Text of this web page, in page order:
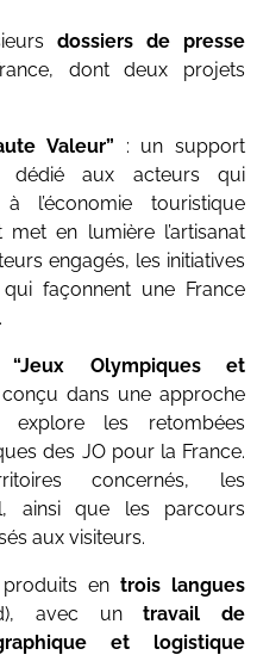
dossiers de presse
dont deux projets
Valeur” : un support
dédié aux acteurs qui
l’économie touristique
en lumière l’artisanat
engagés, les initiatives
façonnent une France
Olympiques et
dans une approche
explore les retombées
des JO pour la France.
concernés, les
ainsi que les parcours
aux visiteurs.
en trois langues
avec untravail de
et logistique